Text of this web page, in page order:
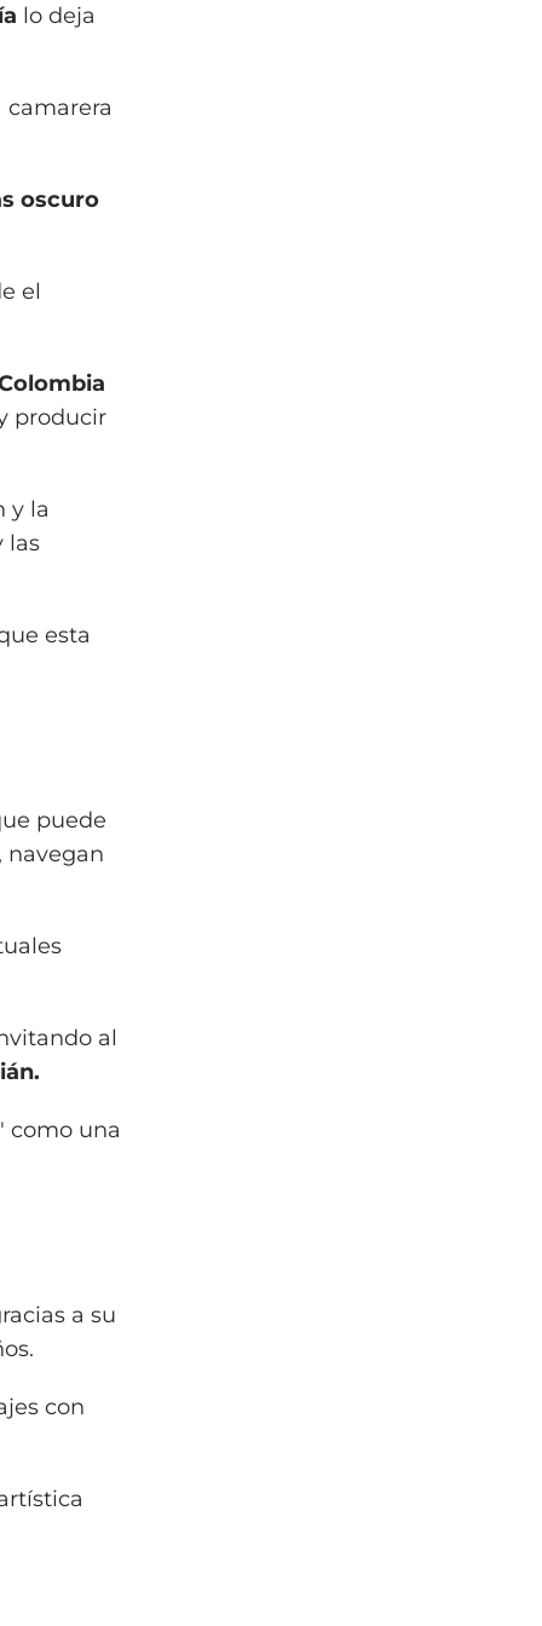
lo deja
camarera
oscuro
el
producir
y la
las
esta
puede
navegan
al
como una
a su
con